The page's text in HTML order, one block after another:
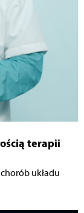
terapii
układu